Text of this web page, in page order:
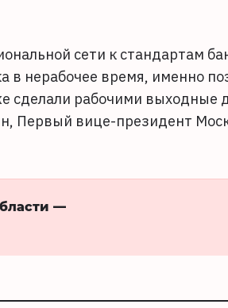
сети к стандартам
в нерабочее время, именно
сделали рабочими выходные
Первый вице-президент
—